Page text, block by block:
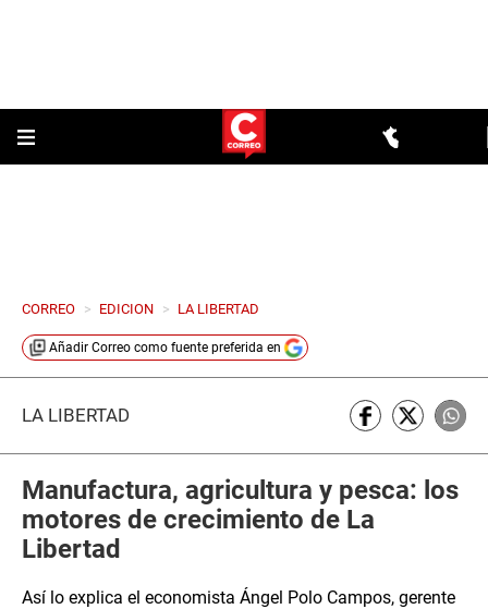
CORREO > EDICION > LA LIBERTAD
Añadir Correo como fuente preferida en
LA LIBERTAD
Manufactura, agricultura y pesca: los
motores de crecimiento de La
Libertad
Así lo explica el economista Ángel Polo Campos, gerente